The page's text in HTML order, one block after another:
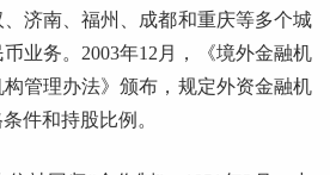
济南、福州、成都和重庆等多个城
业务。2003年12月，《境外金融机
管理办法》颁布，规定外资金融机
件和持股比例。